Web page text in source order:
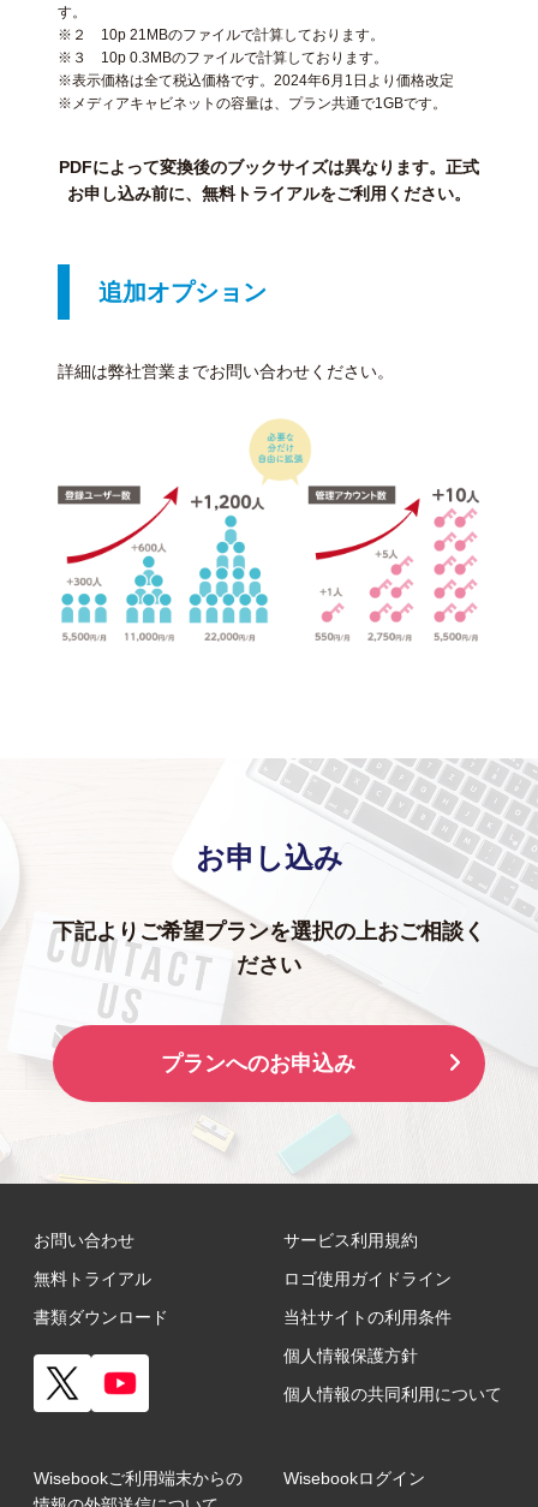
す。
※２ 10p 21MBのファイルで計算しております。
※３ 10p 0.3MBのファイルで計算しております。
※表示価格は全て税込価格です。2024年6月1日より価格改定
※メディアキャビネットの容量は、プラン共通で1GBです。
PDFによって変換後のブックサイズは異なります。正式
お申し込み前に、無料トライアルをご利用ください。
追加オプション
詳細は弊社営業までお問い合わせください。
お申し込み
下記よりご希望プランを選択の上おご相談く
ださい
プランへのお申込み
お問い合わせ
無料トライアル
書類ダウンロード
サービス利用規約
ロゴ使用ガイドライン
当社サイトの利用条件
個人情報保護方針
個人情報の共同利用について
Wisebookご利用端末からの
Wisebookログイン